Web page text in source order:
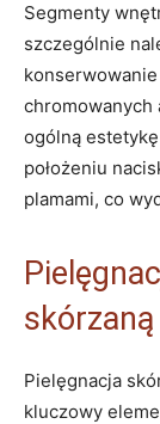
Segmenty
szczególnie
chromowanych
ogólną
położeniu
plamami, co
Pielęgnacja
kluczowy